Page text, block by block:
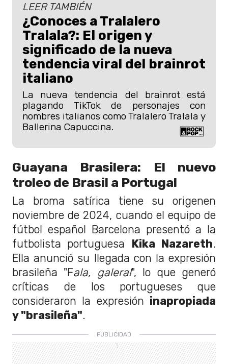
LEER TAMBIÉN
¿Conoces a Tralalero
Tralala?: El origen y
significado de la nueva
tendencia viral del brainrot
italiano
La nueva tendencia del brainrot está
plagando TikTok de personajes con
nombres italianos como Tralalero Tralala y
Ballerina Capuccina.
Guayana Brasilera: El nuevo
troleo de Brasil a Portugal
La broma satírica tiene su origenen
noviembre de 2024, cuando el equipo de
fútbol español Barcelona presentó a la
futbolista portuguesa Kika Nazareth.
Ella anunció su llegada con la expresión
brasileña "Fala, galera!", lo que generó
críticas de los portugueses que
consideraron la expresión inapropiada
y "brasileña".